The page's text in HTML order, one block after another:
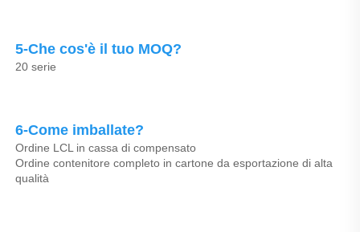
5-Che cos'è il tuo MOQ?
20 serie
6-Come imballate?
Ordine LCL in cassa di compensato
Ordine contenitore completo in cartone da esportazione di alta
qualità